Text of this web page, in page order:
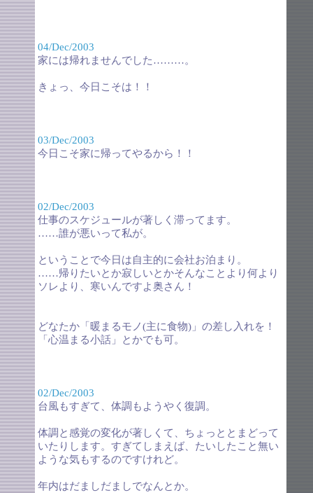
04/Dec/2003
家には帰れませんでした………。
きょっ、今日こそは！！
03/Dec/2003
今日こそ家に帰ってやるから！！
02/Dec/2003
仕事のスケジュールが著しく滞ってます。
……誰が悪いって私が。
ということで今日は自主的に会社お泊まり。
……帰りたいとか寂しいとかそんなことより何より
ソレより、寒いんですよ奥さん！
どなたか「暖まるモノ(主に食物)」の差し入れを！
「心温まる小話」とかでも可。
02/Dec/2003
台風もすぎて、体調もようやく復調。
体調と感覚の変化が著しくて、ちょっととまどって
いたりします。すぎてしまえば、たいしたこと無い
ような気もするのですけれど。
年内はだましだましでなんとか。